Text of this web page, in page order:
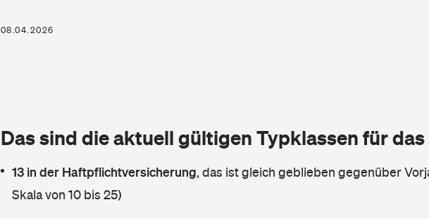
08.04.2026
Das sind die aktuell gültigen Typklassen für das
13 in der Haftpflichtversicherung, das ist gleich geblieben gegenüber
Skala von 10 bis 25)